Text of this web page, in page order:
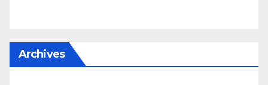
Archives